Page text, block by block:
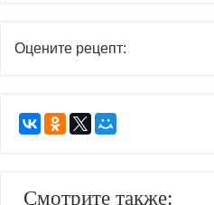
Оцените рецепт:
Смотрите также: